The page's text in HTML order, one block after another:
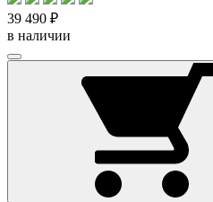
39 490 ₽
в наличии